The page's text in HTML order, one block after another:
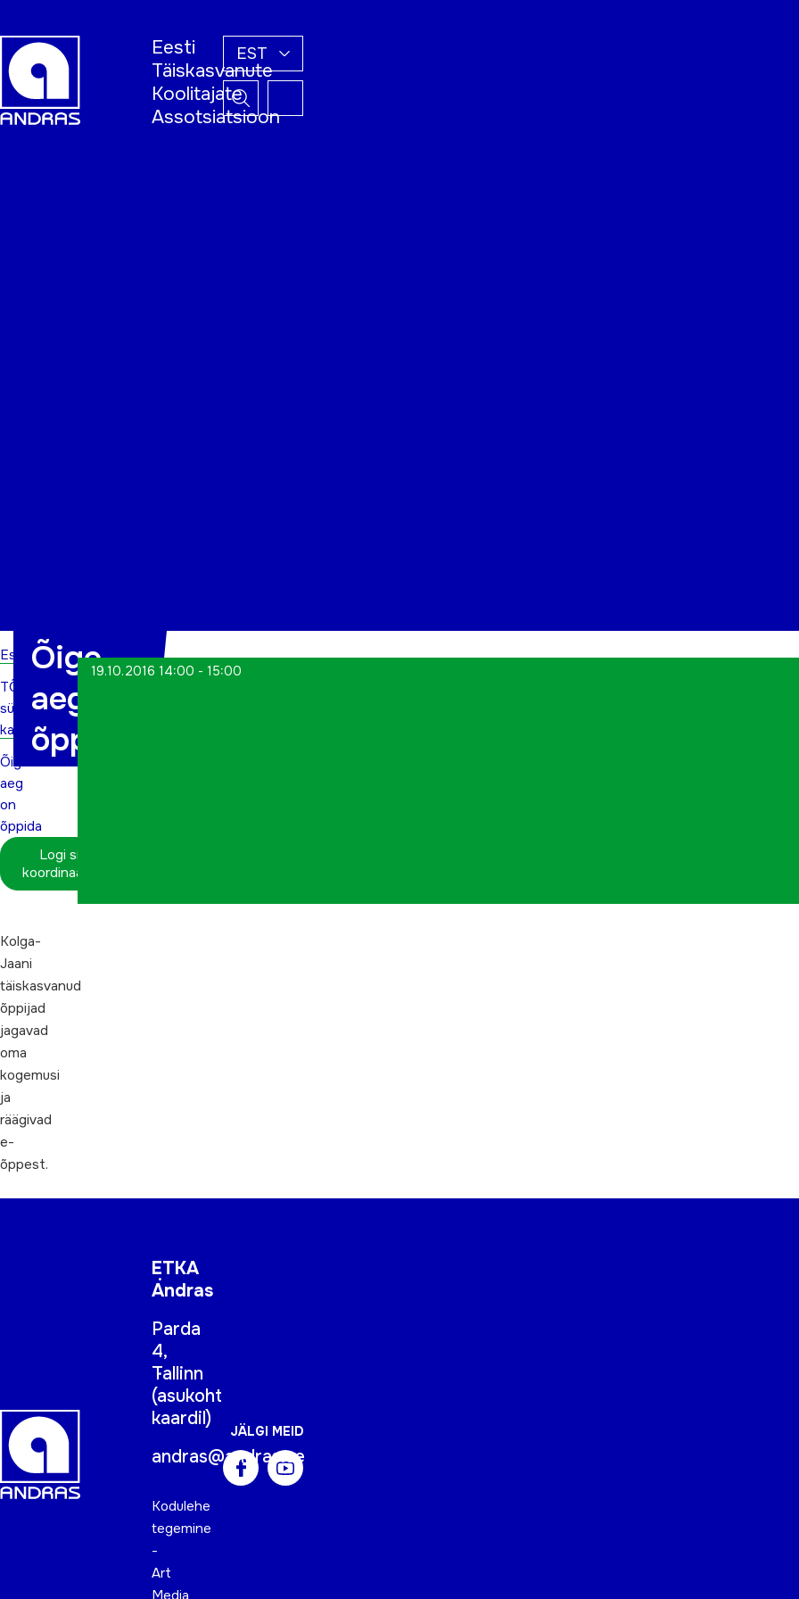
Eesti
Täiskasvanute
Koolitajate
Assotsiatsioon
EST
Esileht
TÕN
sündmuste
kalender
Õige
aeg
on
õppida
Logi sisse
koordinaatorina
Õige
aeg on
õppida
19.10.2016 14:00 - 15:00
Kolga-
Jaani
täiskasvanud
õppijad
jagavad
oma
kogemusi
ja
räägivad
e-
õppest.
ETKA
Andras
Parda
4,
Tallinn
(asukoht
kaardil)
andras@andras.ee
Kodulehe
tegemine
-
Art
Media
JÄLGI MEID